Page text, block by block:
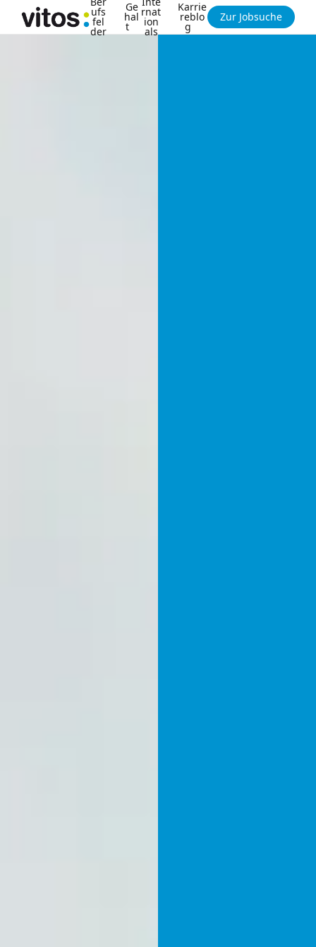
ufs
fel
der
Ge
hal
t
rnat
ion
als
Karrie
reblo
g
Zur Jobsuche